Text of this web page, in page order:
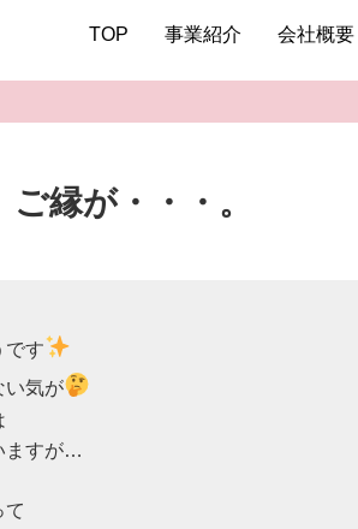
TOP 事業紹介 会社概要
ご縁が・・・。
す
い気が
…